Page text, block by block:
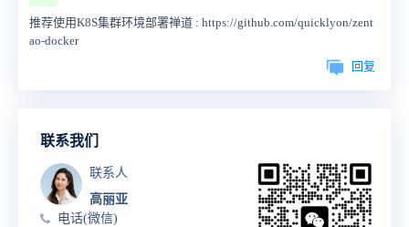
推荐使用K8S集群环境部署禅道 : https://github.com/quicklyon/zent
ao-docker
回复
联系我们
联系人
高丽亚
电话(微信)